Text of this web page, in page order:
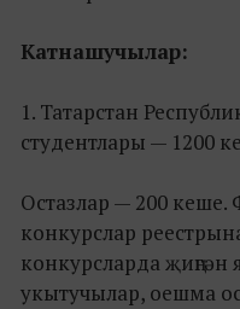
Катнашучылар:
1. Татарстан
студентлары — 1200
Остазлар — 200
конкурслар
конкурсларда
укытучылар, оешма